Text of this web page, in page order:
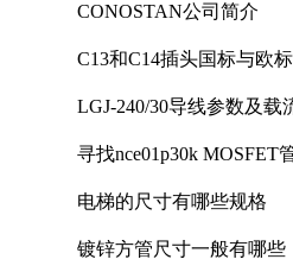
CONOSTAN公司简介
C13和C14插头国标与欧
LGJ-240/30导线参数及载
寻找nce01p30k MOSFET
电梯的尺寸有哪些规格
镀锌方管尺寸一般有哪些